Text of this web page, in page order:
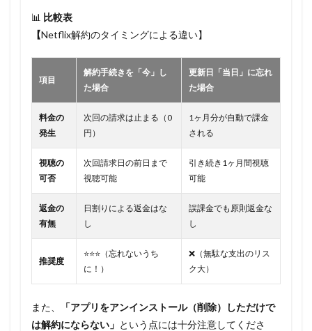
📊 比較表
【Netflix解約のタイミングによる違い】
項目
解約手続きを「今」し
た場合
更新日「当日」に忘れ
た場合
料金の
発生
次回の請求は止まる（0
円）
1ヶ月分が自動で課金
される
視聴の
可否
次回請求日の前日まで
視聴可能
引き続き1ヶ月間視聴
可能
返金の
有無
日割りによる返金はな
し
誤課金でも原則返金な
し
推奨度
⭐⭐⭐（忘れないうち
に！）
❌（無駄な支出のリス
ク大）
また、
「アプリをアンインストール（削除）しただけで
は解約にならない」 という点には十分注意してくださ